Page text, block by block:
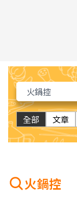
全部 文章
火鍋控